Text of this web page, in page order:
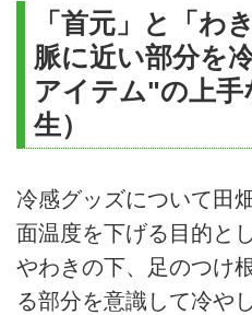
「首元」と「わ
脈に近い部分を
アイテム"の上手
生）
冷感グッズについて田
面温度を下げる目的と
やわきの下、足のつけ
る部分を意識して冷や